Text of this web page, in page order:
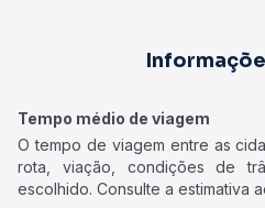
Tempo médio de viagem
O tempo de viagem entre as
rota, viação, condições de
escolhido. Consulte a estimativa